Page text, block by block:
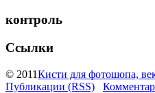
контроль
Ссылки
© 2011Кисти для фотошопа,
Публикации (RSS)